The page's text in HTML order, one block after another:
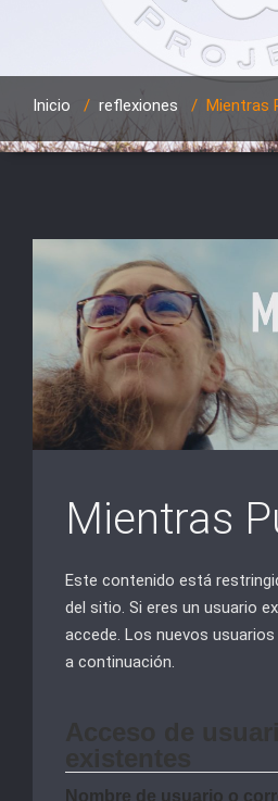
Inicio / reflexiones / Mientras
Mientras
Este contenido está
del sitio. Si eres un usuario
accede. Los nuevos
a continuación.
Nombre de usuario o